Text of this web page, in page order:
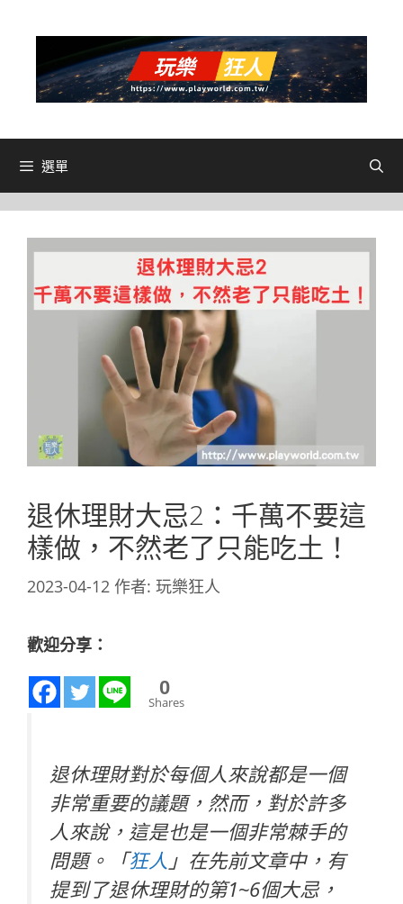
選單
退休理財大忌2：千萬不要這
樣做，不然老了只能吃土！
2023-04-12 作者: 玩樂狂人
歡迎分享：
0
Shares
退休理財對於每個人來說都是一個
非常重要的議題，然而，對於許多
人來說，這是也是一個非常棘手的
問題。「狂人 」在先前文章中，有
提到了退休理財的第1~6個大忌，